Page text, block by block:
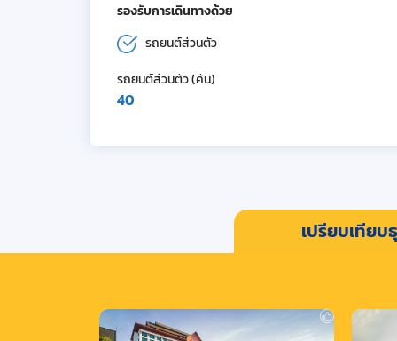
รองรับการเดินทางด้วย
รถยนต์ส่วนตัว
รถยนต์ส่วนตัว (คัน)
40
เปรียบเทียบ